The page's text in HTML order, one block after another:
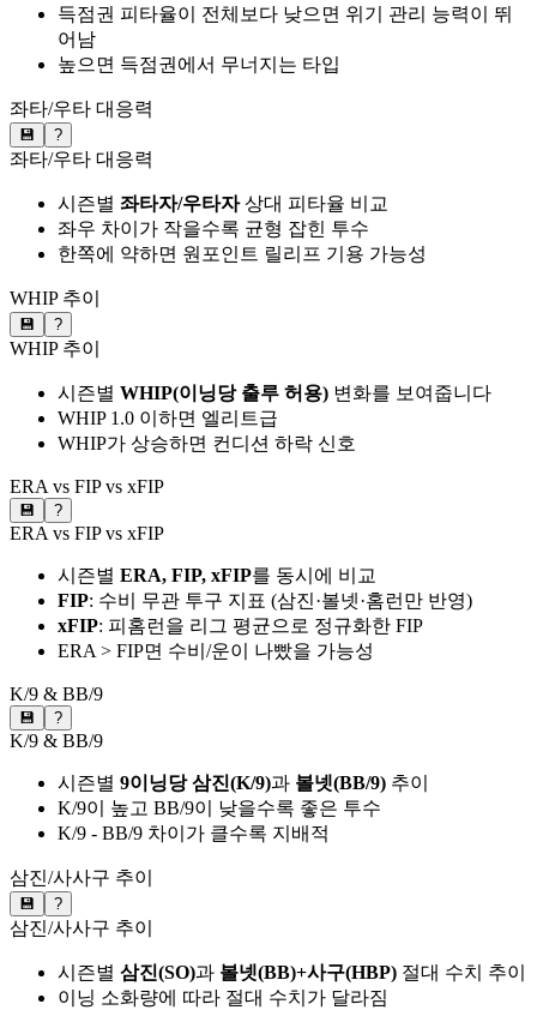
득점권 피타율이 전체보다 낮으면 위기 관리 능력이 뛰
어남
높으면 득점권에서 무너지는 타입
좌타/우타 대응력
💾 ?
좌타/우타 대응력
시즌별 좌타자/우타자상대 피타율 비교
좌우 차이가 작을수록 균형 잡힌 투수
한쪽에 약하면 원포인트 릴리프 기용 가능성
WHIP 추이
💾 ?
WHIP 추이
시즌별 WHIP(이닝당 출루 허용) 변화를 보여줍니다
WHIP 1.0 이하면 엘리트급
WHIP가 상승하면 컨디션 하락 신호
ERA vs FIP vs xFIP
💾 ?
ERA vs FIP vs xFIP
시즌별 ERA, FIP, xFIP를 동시에 비교
FIP: 수비 무관 투구 지표 (삼진·볼넷·홈런만 반영)
xFIP: 피홈런을 리그 평균으로 정규화한 FIP
ERA > FIP면 수비/운이 나빴을 가능성
K/9 & BB/9
💾 ?
K/9 & BB/9
시즌별 9이닝당 삼진(K/9)과 볼넷(BB/9) 추이
K/9이 높고 BB/9이 낮을수록 좋은 투수
K/9 - BB/9 차이가 클수록 지배적
삼진/사사구 추이
💾 ?
삼진/사사구 추이
시즌별 삼진(SO)과 볼넷(BB)+사구(HBP) 절대 수치 추이
이닝 소화량에 따라 절대 수치가 달라짐